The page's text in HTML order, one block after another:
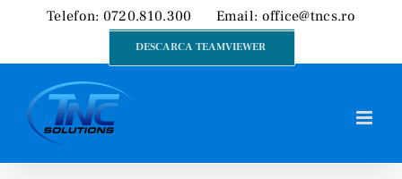
content
Telefon: 0720.810.300 Email: office@tncs.ro
DESCARCA TEAMVIEWER